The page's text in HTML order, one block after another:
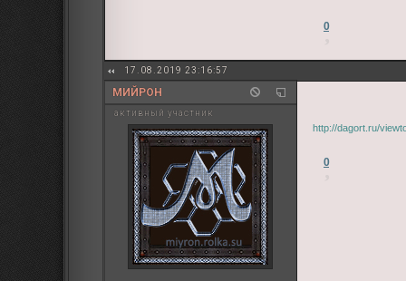
0
17.08.2019 23:16:57
МИЙРОН
активный участник
http://dagort.ru/
0